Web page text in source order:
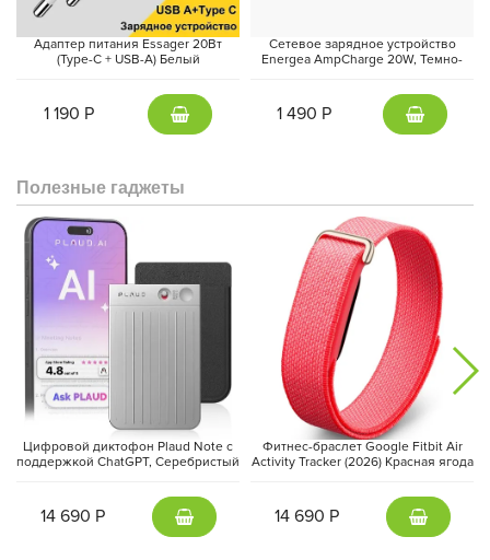
идеально подходит для селфи, а режим замедленной съёмки
позволяет создавать удивительные видеоролики.
Что касается хранения данных, Galaxy S25 Ultra предлагает 12
ГБ оперативной памяти, что обеспечивает не только
молниеносную работу с приложениями, но и возможность
хранить большое количество медиафайлов.
Адаптер питания Essager 20Вт
(Type-C + USB-A) Белый
1 190 Р
Сетевое зарядное устройство
Energea AmpCharge 20W, Темно-
1 490 Р
Полезные гаджеты
Цифровой диктофон Plaud Note с
поддержкой ChatGPT, Серебристый
14 690 Р
Фитнес-браслет Google Fitbit Air
Activity Tracker (2026) Красная ягода
14 690 Р